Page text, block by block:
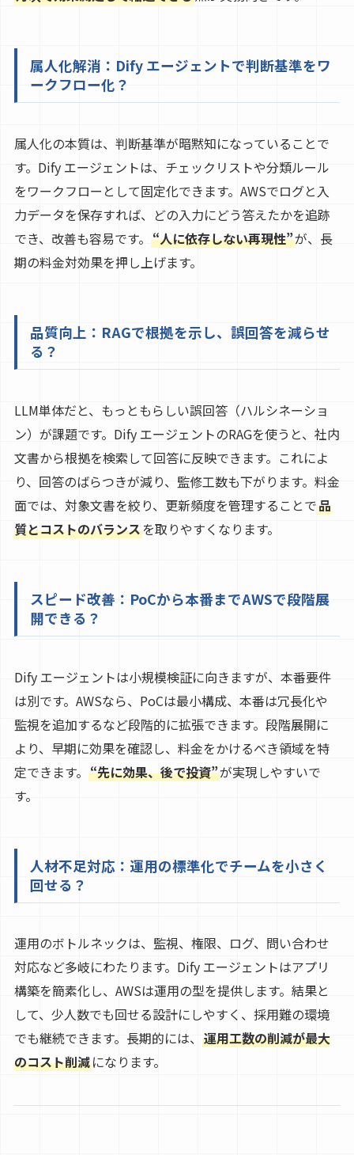
属人化解消：Dify エージェントで判断基準をワ
ークフロー化？
属人化の本質は、判断基準が暗黙知になっていることで
す。Dify エージェントは、チェックリストや分類ルール
をワークフローとして固定化できます。AWSでログと入
力データを保存すれば、どの入力にどう答えたかを追跡
でき、改善も容易です。 “人に依存しない再現性”が、長
期の料金対効果を押し上げます。
品質向上：RAGで根拠を示し、誤回答を減らせ
る？
LLM単体だと、もっともらしい誤回答（ハルシネーショ
ン）が課題です。Dify エージェントのRAGを使うと、社内
文書から根拠を検索して回答に反映できます。これによ
り、回答のばらつきが減り、監修工数も下がります。料金
面では、対象文書を絞り、更新頻度を管理することで品
質とコストのバランスを取りやすくなります。
スピード改善：PoCから本番までAWSで段階展
開できる？
Dify エージェントは小規模検証に向きますが、本番要件
は別です。AWSなら、PoCは最小構成、本番は冗長化や
監視を追加するなど段階的に拡張できます。段階展開に
より、早期に効果を確認し、料金をかけるべき領域を特
定できます。 “先に効果、後で投資”が実現しやすいで
す。
人材不足対応：運用の標準化でチームを小さく
回せる？
運用のボトルネックは、監視、権限、ログ、問い合わせ
対応など多岐にわたります。Dify エージェントはアプリ
構築を簡素化し、AWSは運用の型を提供します。結果と
して、少人数でも回せる設計にしやすく、採用難の環境
でも継続できます。長期的には、 運用工数の削減が最大
のコスト削減になります。